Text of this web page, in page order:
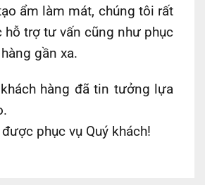
ẩm làm mát, chúng tôi rất
hỗ trợ tư vấn cũng như phục
gần xa.
hàng đã tin tưởng lựa
phục vụ Quý khách!